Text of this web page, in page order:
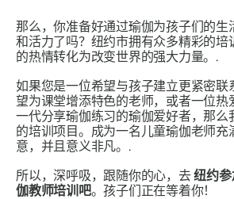
那么，你准备好通过瑜伽为孩子们的生
和活力了吗？纽约市拥有众多精彩的培
的热情转化为改变世界的强大力量。.
如果您是一位希望与孩子建立更紧密联
望为课堂增添特色的老师，或者一位热
一代分享瑜伽练习的瑜伽爱好者，那么
的培训项目。成为一名儿童瑜伽老师充
意，并且意义非凡。.
所以，深呼吸，跟随你的心，去纽约
伽教师培训吧。孩子们正在等着你！